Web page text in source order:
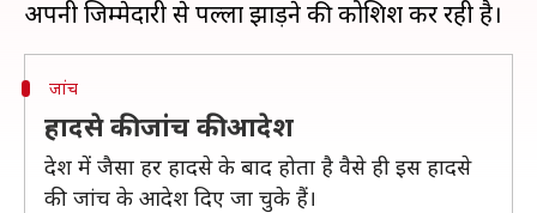
जांच
हादसे की जांच की आदेश
देश में जैसा हर हादसे के बाद होता है वैसे ही इस हादसे
की जांच के आदेश दिए जा चुके हैं।